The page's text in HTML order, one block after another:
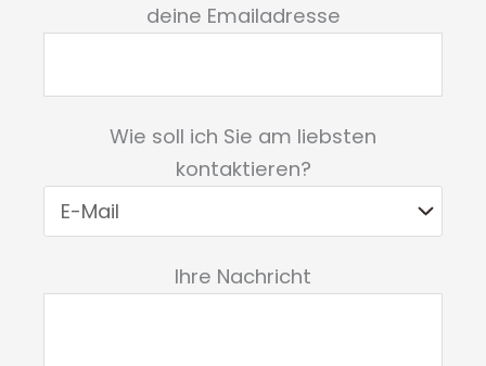
deine Emailadresse
Wie soll ich Sie am liebsten
kontaktieren?
Bitte lasse dieses Feld leer.
Ihre Nachricht